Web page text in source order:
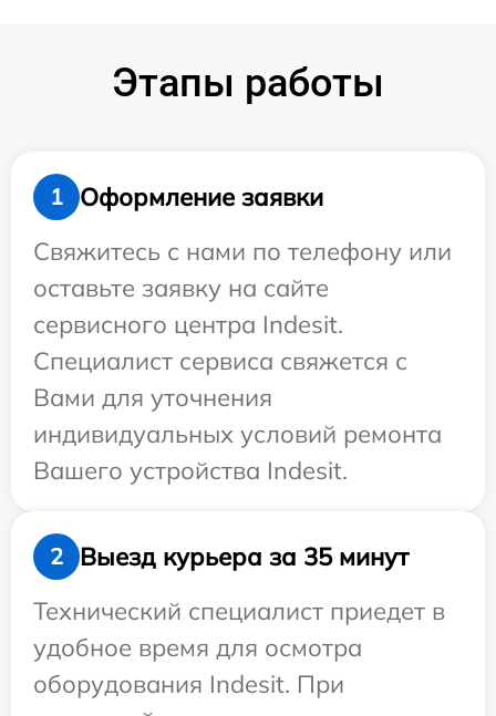
Этапы работы
1
Оформление заявки
Свяжитесь с нами по телефону или
оставьте заявку на сайте
сервисного центра Indesit.
Специалист сервиса свяжется с
Вами для уточнения
индивидуальных условий ремонта
Вашего устройства Indesit.
2
Выезд курьера за 35 минут
Технический специалист приедет в
удобное время для осмотра
оборудования Indesit. При